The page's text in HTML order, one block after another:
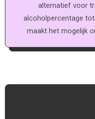
alternatief voor
alcoholpercentage tot
maakt het mogelijk